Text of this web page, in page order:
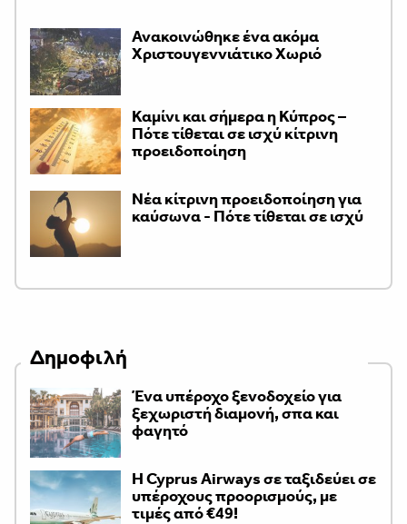
Ανακοινώθηκε ένα ακόμα
Χριστουγεννιάτικο Χωριό
Καμίνι και σήμερα η Κύπρος –
Πότε τίθεται σε ισχύ κίτρινη
προειδοποίηση
Νέα κίτρινη προειδοποίηση για
καύσωνα - Πότε τίθεται σε ισχύ
Δημοφιλή
Ένα υπέροχο ξενοδοχείο για
ξεχωριστή διαμονή, σπα και
φαγητό
H Cyprus Airways σε ταξιδεύει σε
υπέροχους προορισμούς, με
τιμές από €49!